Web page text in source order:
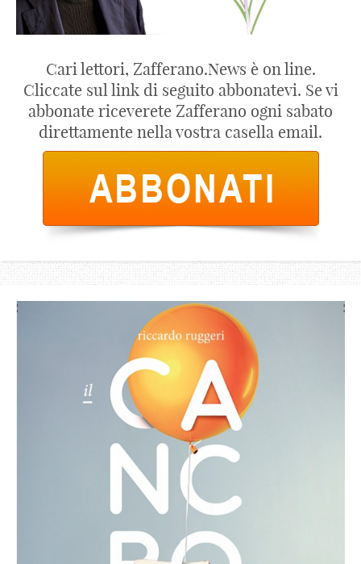
Cari lettori, Zafferano.News è on line.
Cliccate sul link di seguito abbonatevi. Se vi
abbonate riceverete Zafferano ogni sabato
direttamente nella vostra casella email.